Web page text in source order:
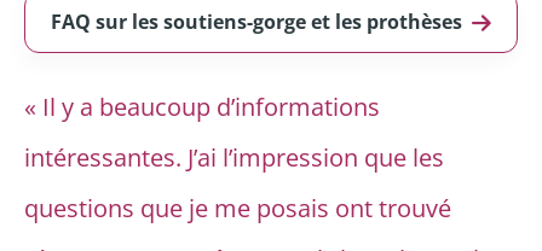
FAQ sur les soutiens-gorge et les prothèses
« Il y a beaucoup d’informations
intéressantes. J’ai l’impression que les
questions que je me posais ont trouvé